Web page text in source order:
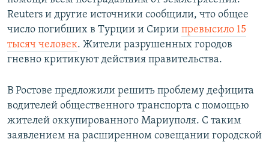
Reuters и другие источники сообщили, что общее
число погибших в Турции и Сирии превысило 15
тысяч человек. Жители разрушенных городов
гневно критикуют действия правительства.
В Ростове предложили решить проблему дефицита
водителей общественного транспорта с помощью
жителей оккупированного Мариуполя. С таким
заявлением на расширенном совещании городской